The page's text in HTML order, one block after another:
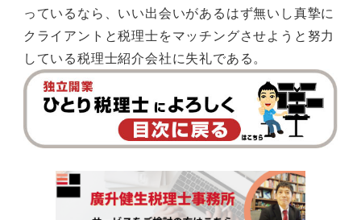
っているなら、いい出会いがあるはず無いし真摯に
クライアントと税理士をマッチングさせようと努力
している税理士紹介会社に失礼である。